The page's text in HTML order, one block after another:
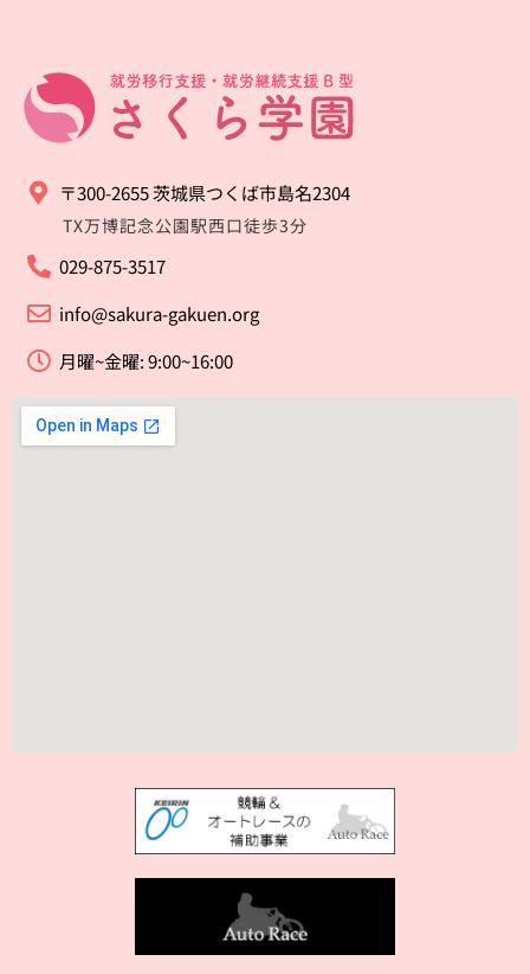
〒300-2655 茨城県つくば市島名2304
TX万博記念公園駅西口徒歩3分
029-875-3517
info@sakura-gakuen.org
月曜~金曜: 9:00~16:00